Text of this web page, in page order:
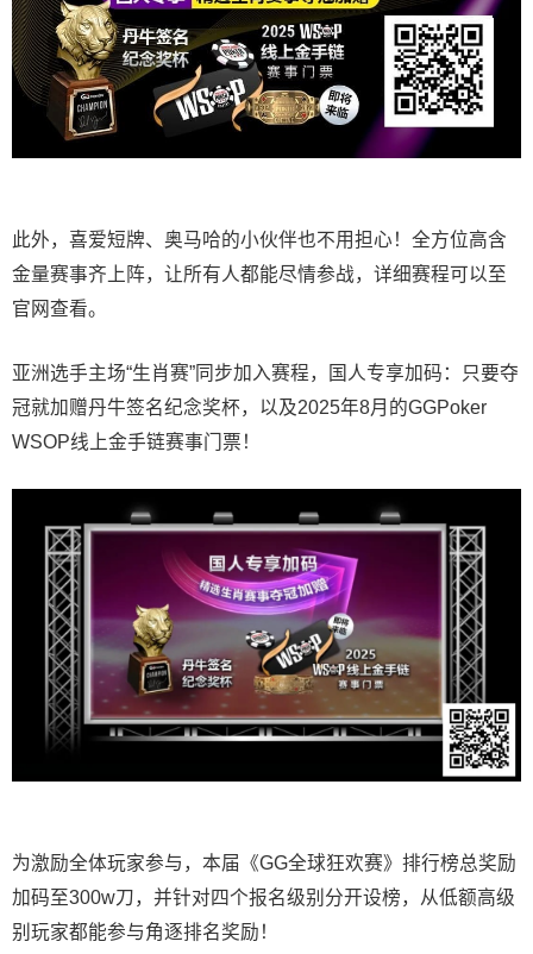
此外，喜爱短牌、奥马哈的小伙伴也不用担心！全方位高含
金量赛事齐上阵，让所有人都能尽情参战，详细赛程可以至
官网查看。
亚洲选手主场“生肖赛”同步加入赛程，国人专享加码：只要夺
冠就加赠丹牛签名纪念奖杯，以及2025年8月的GGPoker
WSOP线上金手链赛事门票！
为激励全体玩家参与，本届《GG全球狂欢赛》排行榜总奖励
加码至300w刀，并针对四个报名级别分开设榜，从低额高级
别玩家都能参与角逐排名奖励！